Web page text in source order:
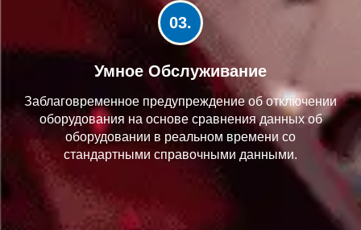
03.
Умное Обслуживание
Заблаговременное предупреждение об отключении
оборудования на основе сравнения данных об
оборудовании в реальном времени со
стандартными справочными данными.